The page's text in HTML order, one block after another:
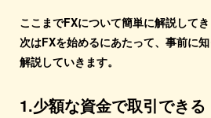
ここまでFXについて簡単に解説してき
次はFXを始めるにあたって、事前に
解説していきます。
1.少額な資金で取引できる